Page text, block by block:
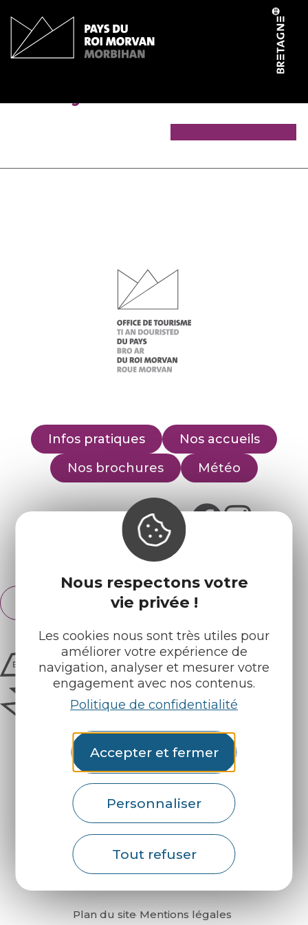
Nous respectons votre
vie privée !
Les cookies nous sont très utiles pour
améliorer votre expérience de
navigation, analyser et mesurer votre
engagement avec nos contenus.
Politique de confidentialité
Accepter et fermer
Personnaliser
Tout refuser
Infos pratiques
Nos accueils
Nos brochures
Météo
Retrouvez-nous sur :
Espace pro Partenaires
Plan du site Mentions légales